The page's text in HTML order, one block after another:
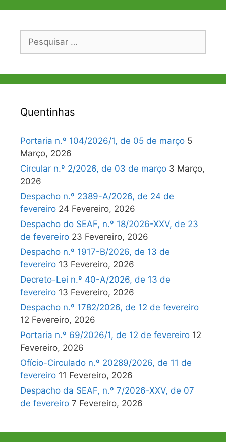
Pesquisar
Quentinhas
Portaria n.º 104/2026/1, de 05 de março 5
Março, 2026
Circular n.º 2/2026, de 03 de março 3 Março,
2026
Despacho n.º 2389-A/2026, de 24 de
fevereiro 24 Fevereiro, 2026
Despacho do SEAF, n.º 18/2026-XXV, de 23
de fevereiro 23 Fevereiro, 2026
Despacho n.º 1917-B/2026, de 13 de
fevereiro 13 Fevereiro, 2026
Decreto-Lei n.º 40-A/2026, de 13 de
fevereiro 13 Fevereiro, 2026
Despacho n.º 1782/2026, de 12 de fevereiro
12 Fevereiro, 2026
Portaria n.º 69/2026/1, de 12 de fevereiro 12
Fevereiro, 2026
Ofício-Circulado n.º 20289/2026, de 11 de
fevereiro 11 Fevereiro, 2026
Despacho da SEAF, n.º 7/2026-XXV, de 07
de fevereiro 7 Fevereiro, 2026